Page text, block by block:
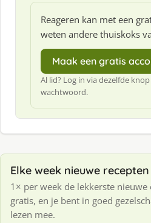
Reageren kan met een
weten andere thuiskoks
Maak een gratis
Al lid? Log in via dezelfde
wachtwoord.
Elke week nieuwe
1× per week de lekkerste
gratis, en je bent in goed
lezen mee.